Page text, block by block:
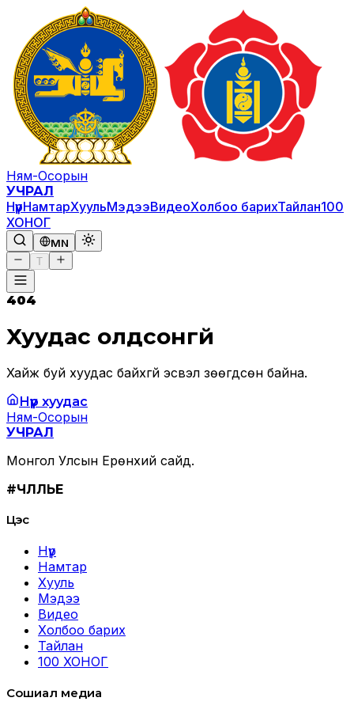
Ням-Осорын
УЧРАЛ
НүүрНамтарХуульМэдээВидеоХолбоо барихТайлан100
ХОНОГ
MN
T
404
Хуудас олдсонгүй
Хайж буй хуудас байхгүй эсвэл зөөгдсөн байна.
Нүүр хуудас
Ням-Осорын
УЧРАЛ
Монгол Улсын Ерөнхий сайд.
#ЧӨЛӨӨЛЬЕ
Цэс
Нүүр
Намтар
Хууль
Мэдээ
Видео
Холбоо барих
Тайлан
100 ХОНОГ
Сошиал медиа